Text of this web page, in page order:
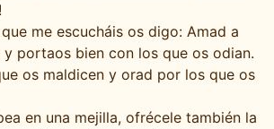
me escucháis os digo: Amad a
portaos bien con los que os odian.
os maldicen y orad por los que os
en una mejilla, ofrécele también la